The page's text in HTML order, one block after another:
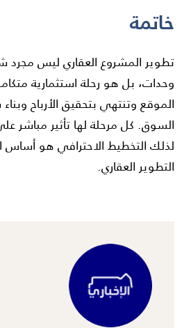
خاتمة
تطوير المشروع العقاري ليس مجرد
وحدات، بل هو رحلة استثمارية
الموقع وتنتهي بتحقيق الأرباح
السوق. كل مرحلة لها تأثير مباشر
لذلك التخطيط الاحترافي هو أساس
التطوير العقاري.